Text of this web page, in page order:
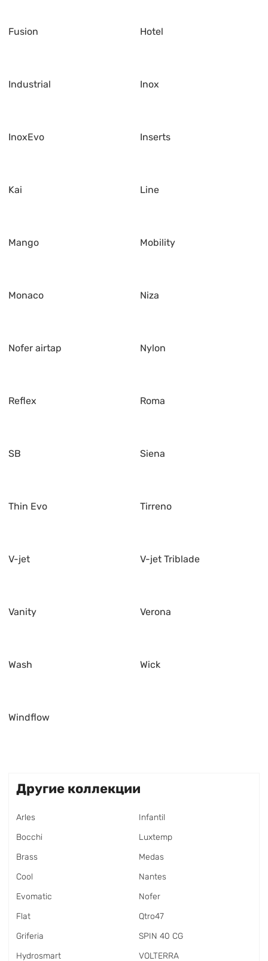
Fusion Hotel
Industrial Inox
InoxEvo Inserts
Kai Line
Mango Mobility
Monaco Niza
Nofer airtap Nylon
Reflex Roma
SB Siena
Thin Evo Tirreno
V-jet V-jet Triblade
Vanity Verona
Wash Wick
Windflow
Другие коллекции
Arles
Bocchi
Brass
Cool
Evomatic
Flat
Griferia
Hydrosmart
Infantil
Luxtemp
Medas
Nantes
Nofer
Qtro47
SPIN 40 CG
VOLTERRA